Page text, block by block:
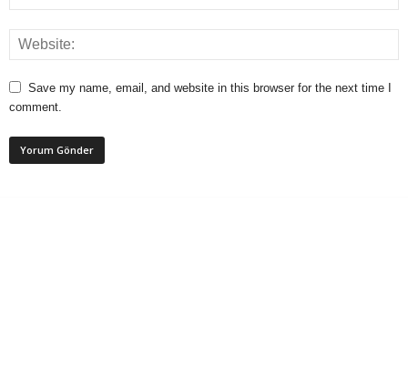
Save my name, email, and website in this browser for the next time I
comment.